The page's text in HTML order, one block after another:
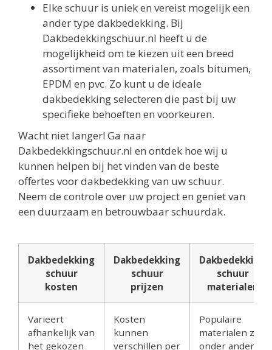
Elke schuur is uniek en vereist mogelijk een
ander type dakbedekking. Bij
Dakbedekkingschuur.nl heeft u de
mogelijkheid om te kiezen uit een breed
assortiment van materialen, zoals bitumen,
EPDM en pvc. Zo kunt u de ideale
dakbedekking selecteren die past bij uw
specifieke behoeften en voorkeuren.
Wacht niet langer! Ga naar
Dakbedekkingschuur.nl en ontdek hoe wij u
kunnen helpen bij het vinden van de beste
offertes voor dakbedekking van uw schuur.
Neem de controle over uw project en geniet van
een duurzaam en betrouwbaar schuurdak.
Dakbedekking
schuur
kosten
Dakbedekking
schuur
prijzen
Dakbedekking
schuur
materialen
Varieert
afhankelijk van
het gekozen
Kosten
kunnen
verschillen per
Populaire
materialen zijn
onder andere